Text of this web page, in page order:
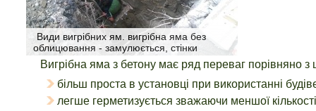
Види вигрібних ям. вигрібна яма без
облицювання - замулюється, стінки
Вигрібна яма з бетону має ряд переваг порівняно з
більш проста в установці при використанні
легше герметизується зважаючи меншої кількості